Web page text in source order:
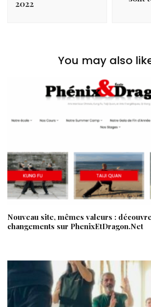
2022
You may also
Nouveau site, mêmes valeurs :
changements sur PhenixEtDragon.Net